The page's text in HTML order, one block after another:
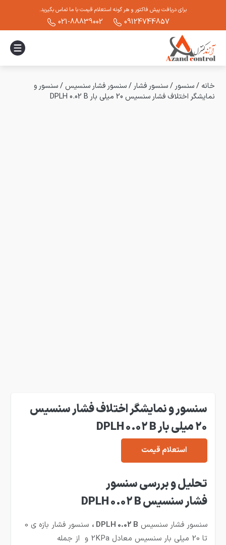
برای دریافت پیش فاکتور و هر گونه استعلام قیمت با ما تماس بگیرید.
09124744857
021-88839002
خانه /سنسور /سنسور فشار /سنسور فشار سنسیس /سنسور و
نمایشگر اختلاف فشار سنسیس 20 میلی بار DPLH 0.02 B
سنسور و نمایشگر اختلاف فشار سنسیس
20 میلی بار DPLH 0.02 B
استعلام قیمت
تحلیل و بررسی سنسور
فشار سنسیس DPLH 0.02 B
سنسور فشار سنسیس DPLH 0.02 B ،
سنسور فشار بازه ی 0
تا 20 میلی بار سنسیس معادل 2KPa و از جمله